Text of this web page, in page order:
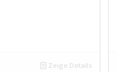
Zeige Details